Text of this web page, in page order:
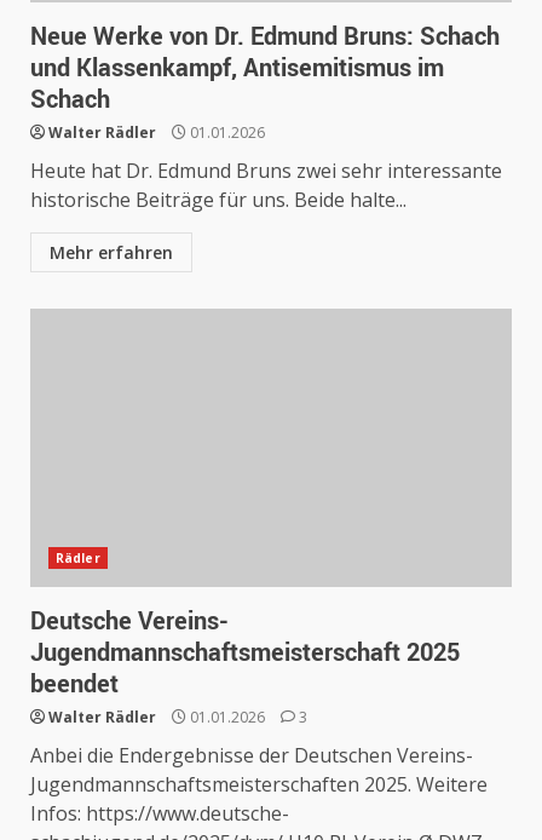
Neue Werke von Dr. Edmund Bruns: Schach
und Klassenkampf, Antisemitismus im
Schach
Walter Rädler 01.01.2026
Heute hat Dr. Edmund Bruns zwei sehr interessante
historische Beiträge für uns. Beide halte...
Mehr erfahren
Rädler
Deutsche Vereins-
Jugendmannschaftsmeisterschaft 2025
beendet
Walter Rädler 01.01.2026 3
Anbei die Endergebnisse der Deutschen Vereins-
Jugendmannschaftsmeisterschaften 2025. Weitere
Infos: https://www.deutsche-